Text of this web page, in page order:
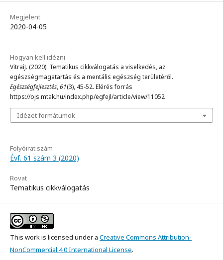
Megjelent
2020-04-05
Hogyan kell idézni
VitraiJ. (2020). Tematikus cikkválogatás a viselkedés, az
egészségmagatartás és a mentális egészség területéről.
Egészségfejlesztés,61(3), 45-52. Elérés forrás
https://ojs.mtak.hu/index.php/egfejl/article/view/11052
Idézet formátumok
Folyóirat szám
Évf. 61 szám 3 (2020)
Rovat
Tematikus cikkválogatás
This work is licensed under a Creative Commons Attribution-
NonCommercial 4.0 International License.